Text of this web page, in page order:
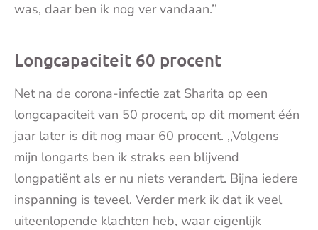
was, daar ben ik nog ver vandaan.’’
Longcapaciteit 60 procent
Net na de corona-infectie zat Sharita op een
longcapaciteit van 50 procent, op dit moment één
jaar later is dit nog maar 60 procent. ,,Volgens
mijn longarts ben ik straks een blijvend
longpatiënt als er nu niets verandert. Bijna iedere
inspanning is teveel. Verder merk ik dat ik veel
uiteenlopende klachten heb, waar eigenlijk